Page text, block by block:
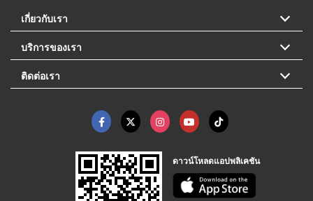
เกี่ยวกับเรา
บริการของเรา
ติดต่อเรา
ดาวน์โหลดแอปพลิเคชัน